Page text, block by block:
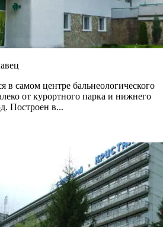
в самом центре бальнеологического
от курортного парка и нижнего
Построен в...